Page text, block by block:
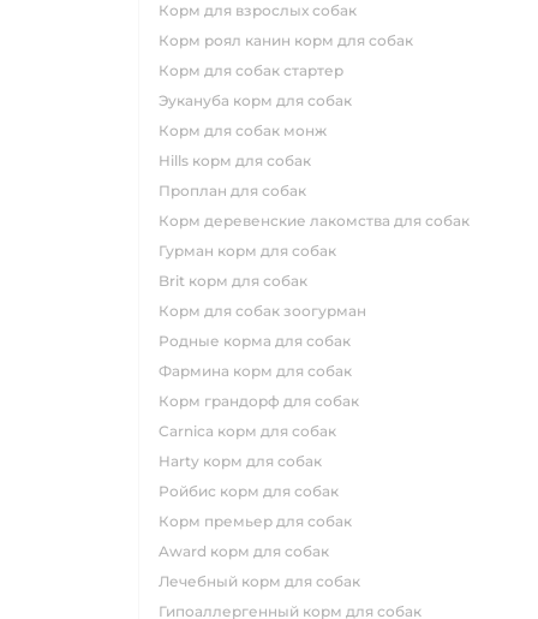
корм для взрослых собак
корм роял канин корм для собак
корм для собак стартер
эукануба корм для собак
корм для собак монж
hills корм для собак
проплан для собак
корм деревенские лакомства для собак
гурман корм для собак
brit корм для собак
корм для собак зоогурман
родные корма для собак
фармина корм для собак
корм грандорф для собак
carnica корм для собак
harty корм для собак
ройбис корм для собак
корм премьер для собак
award корм для собак
лечебный корм для собак
гипоаллергенный корм для собак